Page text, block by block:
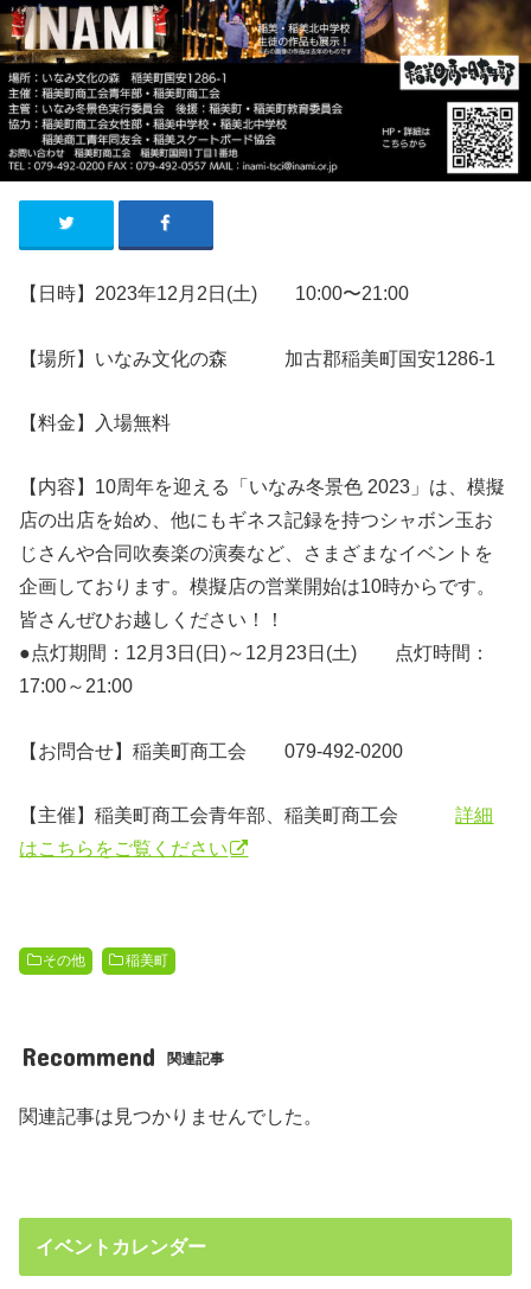
【日時】2023年12月2日(土) 10:00〜21:00
【場所】いなみ文化の森 加古郡稲美町国安1286‐1
【料金】入場無料
【内容】10周年を迎える「いなみ冬景色 2023」は、模擬
店の出店を始め、他にもギネス記録を持つシャボン玉お
じさんや合同吹奏楽の演奏など、さまざまなイベントを
企画しております。模擬店の営業開始は10時からです。
皆さんぜひお越しください！！
●点灯期間：12月3日(日)～12月23日(土) 点灯時間：
17:00～21:00
【お問合せ】稲美町商工会 079-492-0200
【主催】稲美町商工会青年部、稲美町商工会詳細
はこちらをご覧ください
その他 稲美町
Recommend 関連記事
関連記事は見つかりませんでした。
イベントカレンダー